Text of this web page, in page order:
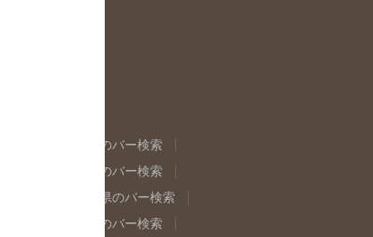
福島県のバー検索
東京都のバー検索
岐阜県のバー検索
検索
奈良県のバー検索